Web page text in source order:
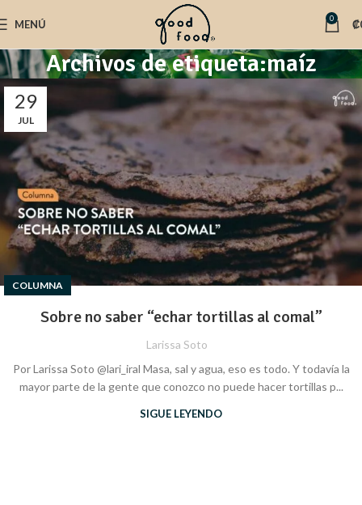
MENÚ 0 ₡
Archivos de etiqueta:maíz
29
JUL
COLUMNA
Sobre no saber “echar tortillas al comal”
Larissa Soto
Por Larissa Soto @lari_iral Masa, sal y agua, eso es todo. Y todavía la
mayor parte de la gente que conozco no puede hacer tortillas p...
SIGUE LEYENDO